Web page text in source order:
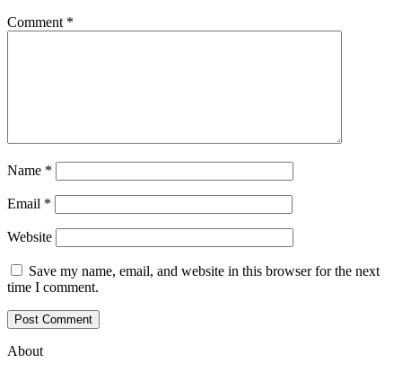
Comment *
Name *
Email *
Website
Save my name, email, and website in this browser for the next
time I comment.
About